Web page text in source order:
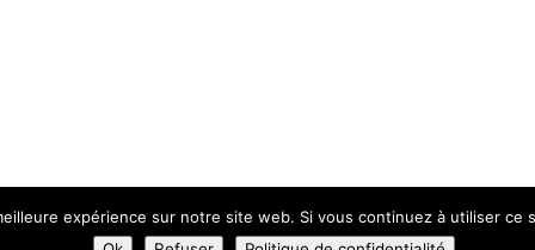
Plan du Site Création Site Internet | VEONEO |
expérience sur notre site web. Si vous continuez à utiliser